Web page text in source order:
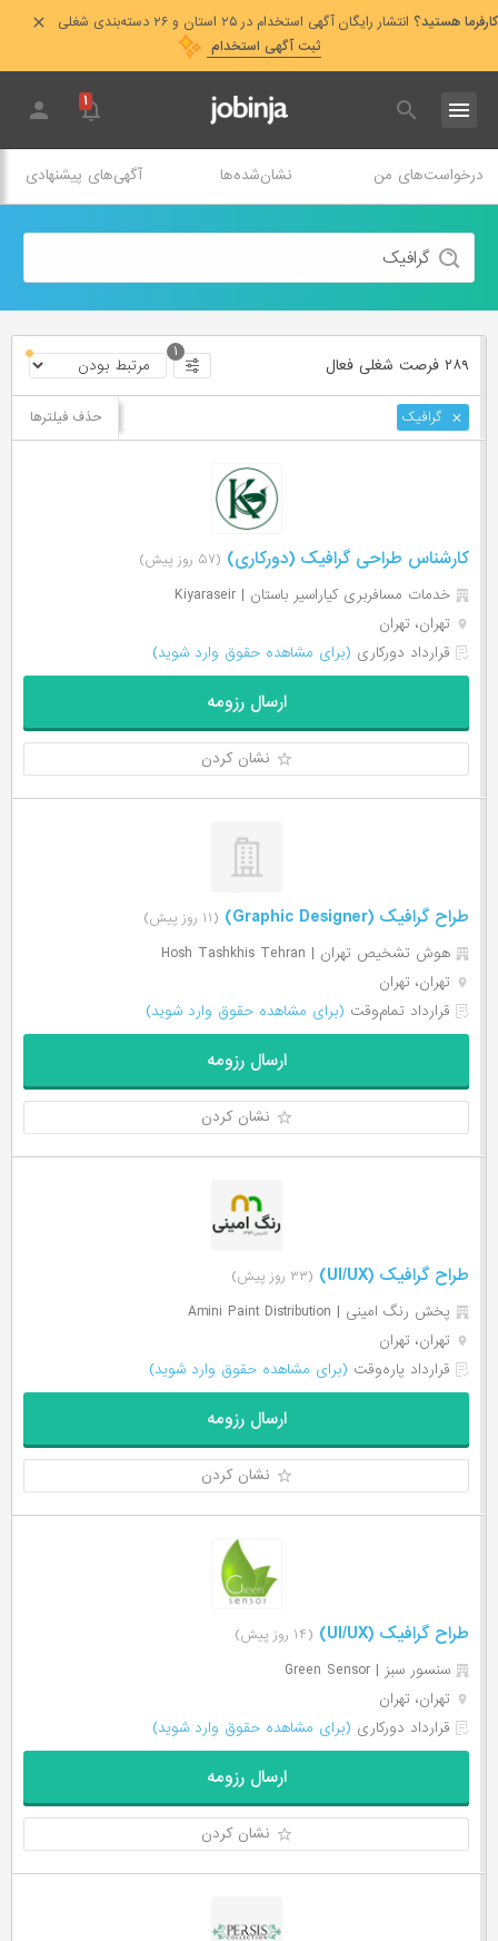
کارفرما هستید؟ انتشار رایگان آگهی استخدام در ۲۵ استان و ۲۶ دسته‌بندی شغلی
ثبت آگهی استخدام
۱
درخواست‌های من نشان‌شده‌ها آگهی‌های پیشنهادی
۲۸۹ فرصت ‌شغلی فعال
۱
گرافیک حذف فیلترها
کارشناس طراحی گرافیک (دورکاری) (۵۷ روز پیش)
خدمات مسافربری کیاراسیر باستان | Kiyaraseir
تهران، تهران
قرارداد دورکاری (برای مشاهده حقوق وارد شوید)
ارسال رزومه
نشان کردن
طراح گرافیک (Graphic Designer) (۱۱ روز پیش)
هوش تشخیص تهران | Hosh Tashkhis Tehran
تهران، تهران
قرارداد تمام‌وقت (برای مشاهده حقوق وارد شوید)
ارسال رزومه
نشان کردن
طراح گرافیک (UI/UX) (۳۳ روز پیش)
پخش رنگ امینی | Amini Paint Distribution
تهران، تهران
قرارداد پاره‌وقت (برای مشاهده حقوق وارد شوید)
ارسال رزومه
نشان کردن
طراح گرافیک (UI/UX) (۱۴ روز پیش)
سنسور سبز | Green Sensor
تهران، تهران
قرارداد دورکاری (برای مشاهده حقوق وارد شوید)
ارسال رزومه
نشان کردن